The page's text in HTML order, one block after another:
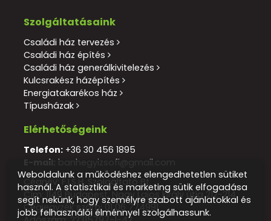
Szolgáltatásaink
Családi ház tervezés
Családi ház építés
Családi ház generálkivitelezés
Kulcsrakész házépítés
Energiatakarékos ház
Típusházak
Elérhetőségeink
Telefon: +36 30 456 1895
E-mail: banhegyizsofi@gmail.com
Cégnév: F.I.S.H. Szolgáltató Bt.
Cím: 1149 Budapest, Nagy Lajos király útja 212-214.
Cégjegyzék szám:01 06 774991
Weboldalunk a működéshez elengedhetetlen sütiket
használ. A statisztikai és marketing sütik elfogadása
segít nekünk, hogy személyre szabott ajánlatokkal és
jobb felhasználói élménnyel szolgálhassunk.